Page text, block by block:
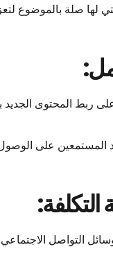
لها صلة بالموضوع
ربط المحتوى
المستمعين على
التكلفة:
التواصل